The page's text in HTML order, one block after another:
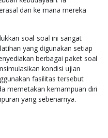
dan ke mana mereka
soal-soal ini sangat
yang digunakan setiap
berbagai paket soal
kondisi ujian
fasilitas tersebut
memetakan kemampuan diri
yang sebenarnya.